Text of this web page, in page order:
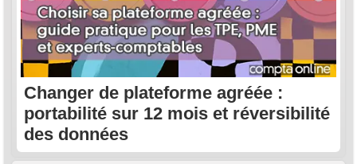
Changer de plateforme agréée :
portabilité sur 12 mois et réversibilité
des données